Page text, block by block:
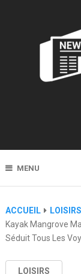
MENU
ACCUEIL
LOISIRS
Kayak Mangrove
Séduit Tous Les
LOISIRS